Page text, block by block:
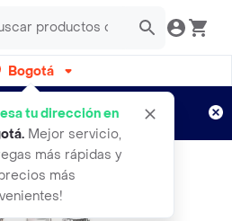
Bogotá
tu dirección en
. Mejor servicio,
más rápidas y
más
por semanas
Aplican TyC